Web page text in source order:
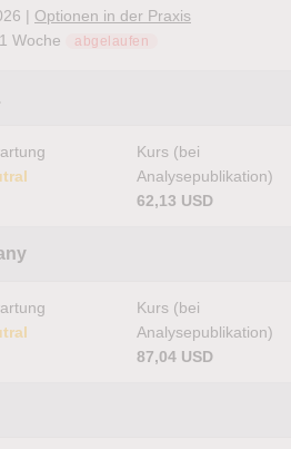
| Optionen in der Praxis
1 Woche abgelaufen
Kurs (bei
Analysepublikation)
62,13 USD
Kurs (bei
Analysepublikation)
87,04 USD